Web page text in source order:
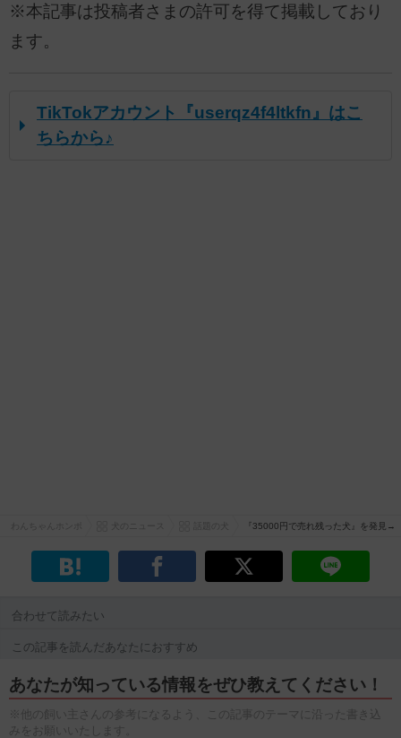
※本記事は投稿者さまの許可を得て掲載しており
ます。
TikTokアカウント『userqz4f4ltkfn』はこ
ちらから♪
『35000円で売れ残った犬』を発見→
合わせて読みたい
この記事を読んだあなたにおすすめ
あなたが知っている情報をぜひ教えてください！
※他の飼い主さんの参考になるよう、この記事のテーマに沿った書き込
みをお願いいたします。